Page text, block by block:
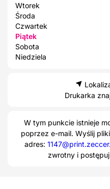
Wtorek
Środa
Czwartek
Piątek
Sobota
Niedziela
Drukarka
W tym punkcie istnieje
poprzez e-mail. Wyślij
adres:
zwrotny i